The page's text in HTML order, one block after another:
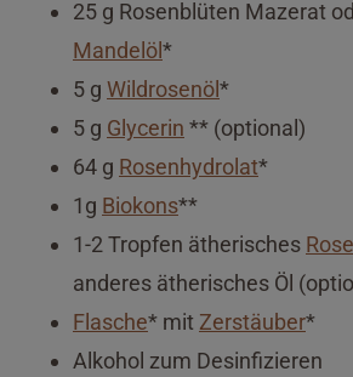
25 g Rosenblüten Mazerat
Mandelöl*
5 g Wildrosenöl*
5 g Glycerin ** (optional)
64 g Rosenhydrolat*
1g Biokons**
1-2 Tropfen ätherisches
anderes ätherisches Öl
Flasche* mit Zerstäuber*
Alkohol zum Desinfizieren